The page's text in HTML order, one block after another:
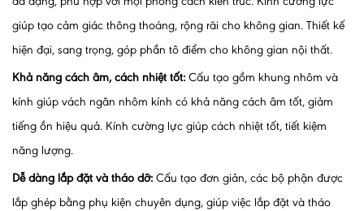
giúp tạo cảm giác thông thoáng, rộng rãi cho không gian. Thiết kế
hiện đại, sang trọng, góp phần tô điểm cho không gian nội thất.
Khả năng cách âm, cách nhiệt tốt: Cấu tạo gồm khung nhôm và
kính giúp vách ngăn nhôm kính có khả năng cách âm tốt, giảm
tiếng ồn hiệu quả. Kính cường lực giúp cách nhiệt tốt, tiết kiệm
năng lượng.
Dễ dàng lắp đặt và tháo dỡ: Cấu tạo đơn giản, các bộ phận được
lắp ghép bằng phụ kiện chuyên dụng, giúp việc lắp đặt và tháo